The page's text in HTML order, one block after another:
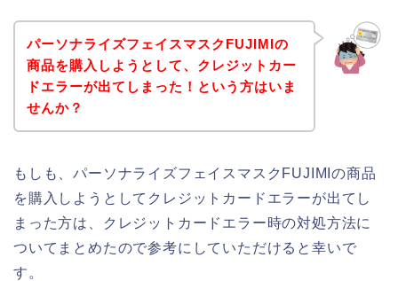
パーソナライズフェイスマスクFUJIMIの
商品を購入しようとして、クレジットカー
ドエラーが出てしまった！という方はいま
せんか？
もしも、パーソナライズフェイスマスクFUJIMIの商品
を購入しようとしてクレジットカードエラーが出てし
まった方は、クレジットカードエラー時の対処方法に
ついてまとめたので参考にしていただけると幸いで
す。